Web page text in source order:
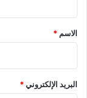
*
الاسم *
البريد الإلكتروني*